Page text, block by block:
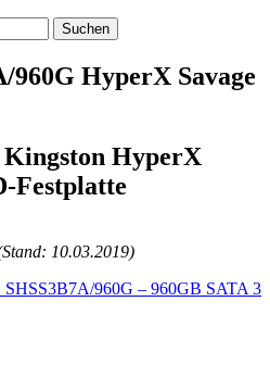
960G HyperX Savage
HyperX
Festplatte
10.03.2019)
960G – 960GB SATA 3